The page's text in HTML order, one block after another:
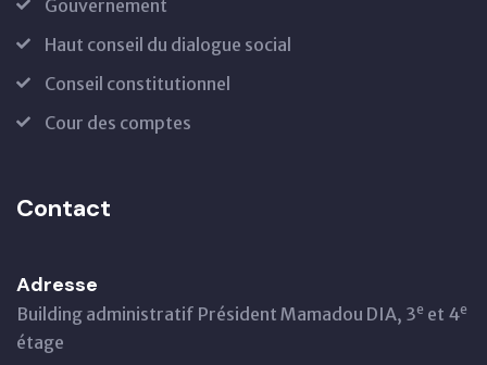
Gouvernement
Haut conseil du dialogue social
Conseil constitutionnel
Cour des comptes
Contact
Adresse
Building administratif Président Mamadou DIA, 3e et 4e
étage